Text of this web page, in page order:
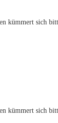
kümmert sich
kümmert sich